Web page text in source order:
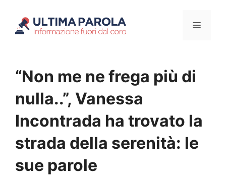
Menu
“Non me ne frega più di
nulla..”, Vanessa
Incontrada ha trovato la
strada della serenità: le
sue parole